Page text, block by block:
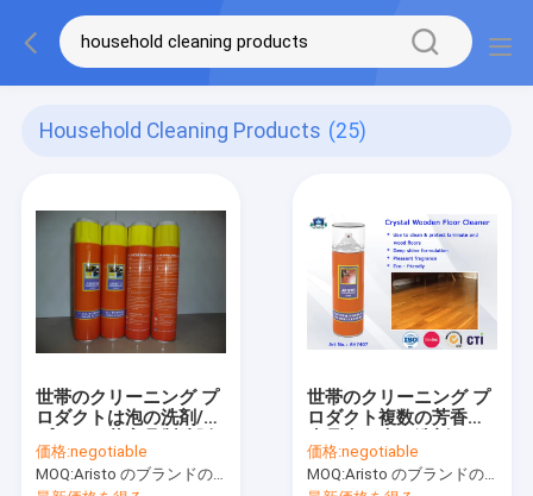
Household Cleaning Products (25)
世帯のクリーニング プ
ロダクトは泡の洗剤/ス
売業の洗剤にカーペッ
トを敷きます
価格:negotiable
MOQ:Aristo のブランドのための 6000pcs、顧客のブランドのための 15000pcs
世帯のクリーニング プ
ロダクト複数の芳香の
プレー
価格:negotiable
MOQ:Aristo のブランドのための 6000pcs、顧客のブランドのための 15000pcs